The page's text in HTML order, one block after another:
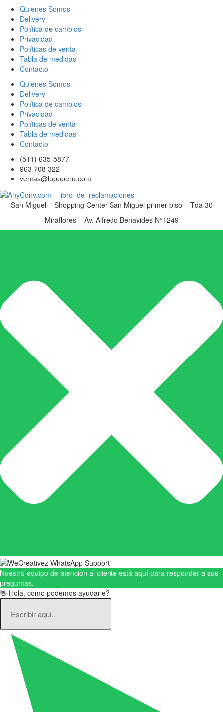
Quienes Somos
Delivery
Política de cambios
Privacidad
Políticas de venta
Tabla de medidas
Contacto
Quienes Somos
Delivery
Política de cambios
Privacidad
Políticas de venta
Tabla de medidas
Contacto
(511) 635-5877
963 708 322
ventas@lupoperu.com
San Miguel – Shopping Center San Miguel primer piso – Tda 30
Miraflores – Av. Alfredo Benavides N°1249
Nuestro equipo de atención al cliente está aquí para responder a sus
preguntas.
👋 Hola, como podemos ayudarle?